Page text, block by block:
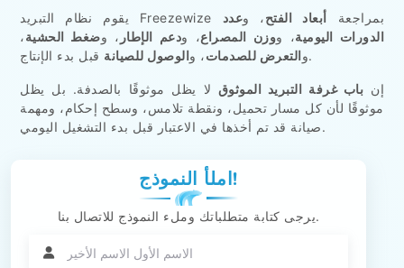
يقوم نظام التبريد Freezewize بمراجعة أبعاد الفتح، وعدد
الدورات اليومية، ووزن المصراع، ودعم الإطار ، وضغط الحشية،
و التعرض للصدمات، و الوصول للصيانة قبل بدء الإنتاج.
إن باب غرفة التبريد الموثوق لا يظل موثوقًا بالصدفة. بل يظل
موثوقًا لأن كل مسار تحميل، ونقطة تلامس، وسطح إحكام، ومهمة
صيانة قد تم أخذها في الاعتبار قبل بدء التشغيل اليومي.
املأ النموذج!
يرجى كتابة متطلباتك وملء النموذج للاتصال بنا.